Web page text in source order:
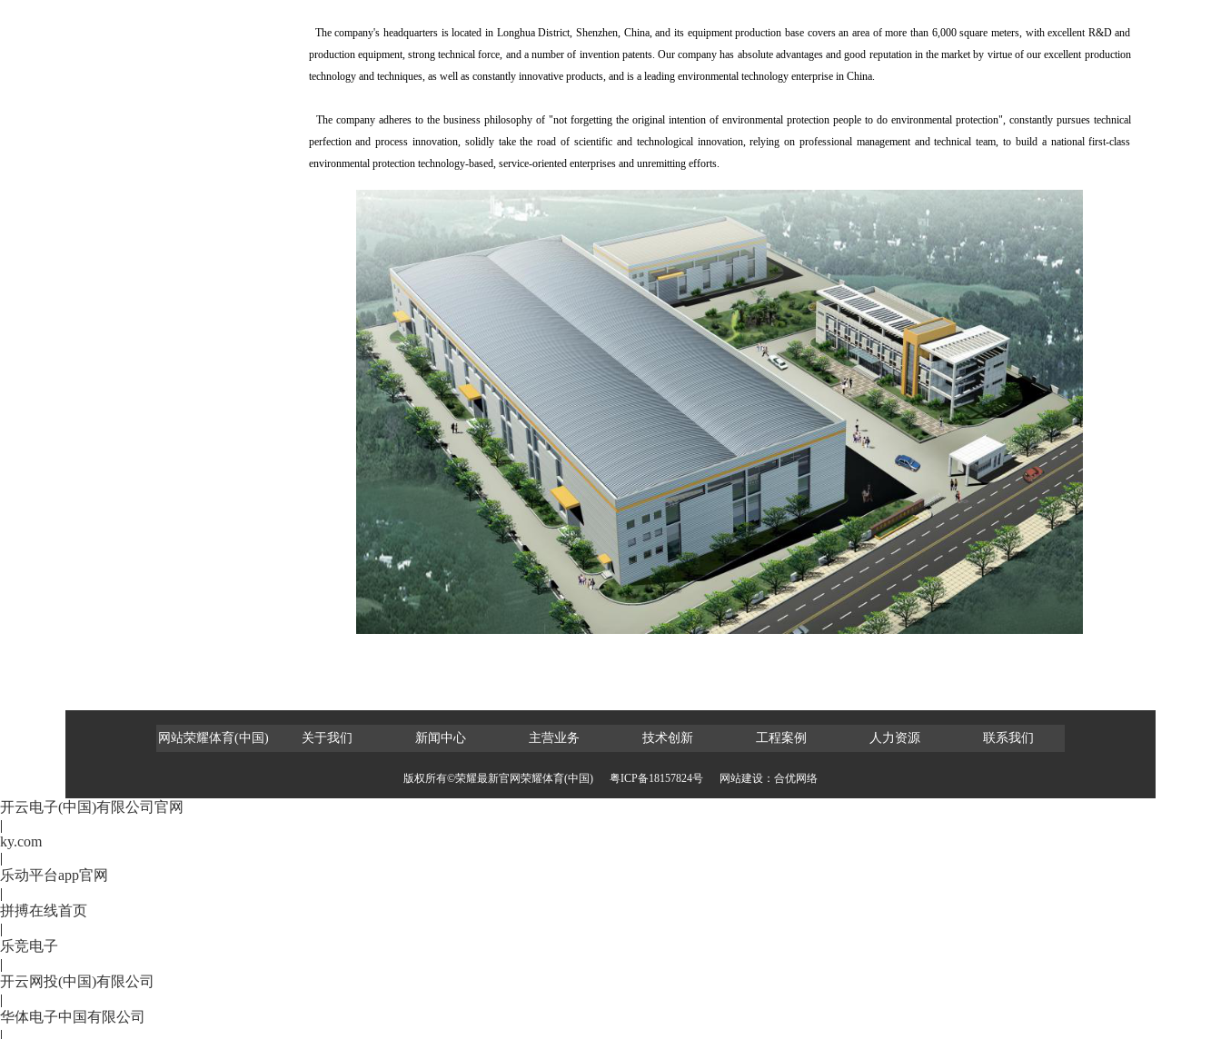
The company's headquarters is located in Longhua District, Shenzhen, China, and its equipment production base covers an area of more than 6,000 square meters, with excellent R&D and
production equipment, strong technical force, and a number of invention patents. Our company has absolute advantages and good reputation in the market by virtue of our excellent production
technology and techniques, as well as constantly innovative products, and is a leading environmental technology enterprise in China.
The company adheres to the business philosophy of "not forgetting the original intention of environmental protection people to do environmental protection", constantly pursues technical
perfection and process innovation, solidly take the road of scientific and technological innovation, relying on professional management and technical team, to build a national first-class
environmental protection technology-based, service-oriented enterprises and unremitting efforts.
网站荣耀体育(中国) 关于我们 新闻中心 主营业务 技术创新 工程案例 人力资源 联系我们
版权所有©荣耀最新官网荣耀体育(中国) 粤ICP备18157824号 网站建设：合优网络
开云电子(中国)有限公司官网
|
ky.com
|
乐动平台app官网
|
拼搏在线首页
|
乐竞电子
|
开云网投(中国)有限公司
|
华体电子中国有限公司
|